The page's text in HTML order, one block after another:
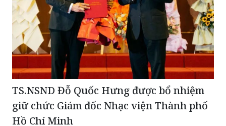
TS.NSND Đỗ Quốc Hưng được bổ nhiệm
giữ chức Giám đốc Nhạc viện Thành phố
Hồ Chí Minh